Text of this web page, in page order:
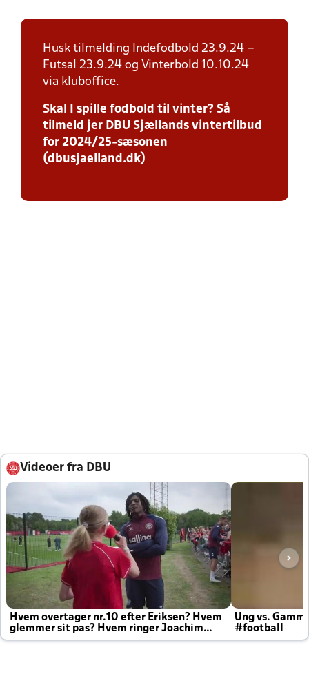
Husk tilmelding Indefodbold 23.9.24 –
Futsal 23.9.24 og Vinterbold 10.10.24
via kluboffice.
Skal I spille fodbold til vinter? Så
tilmeld jer DBU Sjællands vintertilbud
for 2024/25-sæsonen
(dbusjaelland.dk)
Videoer fra DBU
Hvem overtager nr.10 efter Eriksen? Hvem
glemmer sit pas? Hvem ringer Joachim
altid til efter kampe?
Ung vs.
#football